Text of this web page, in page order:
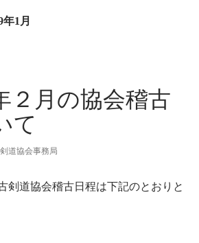
1月
２月の協会稽古
て
道協会事務局
剣道協会稽古日程は下記のとおりと